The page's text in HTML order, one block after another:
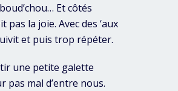
Et côtés
pas la joie. Avec des ‘aux
et puis trop répéter.
une petite galette
pas mal d’entre nous.